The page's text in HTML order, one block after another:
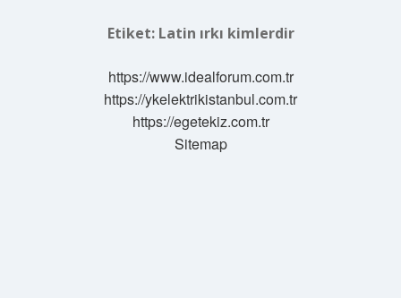
Etiket: Latin ırkı kimlerdir
https://www.idealforum.com.tr
https://ykelektrikistanbul.com.tr
https://egetekiz.com.tr
Sitemap